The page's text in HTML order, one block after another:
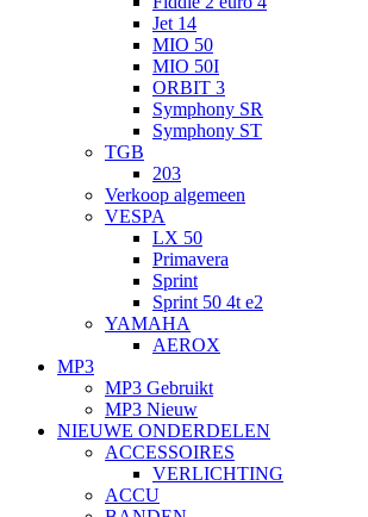
Jet 14
MIO 50
MIO 50I
ORBIT 3
Symphony SR
Symphony ST
TGB
203
Verkoop algemeen
VESPA
LX 50
Primavera
Sprint
Sprint 50 4t e2
YAMAHA
AEROX
MP3
MP3 Gebruikt
MP3 Nieuw
NIEUWE ONDERDELEN
ACCESSOIRES
VERLICHTING
ACCU